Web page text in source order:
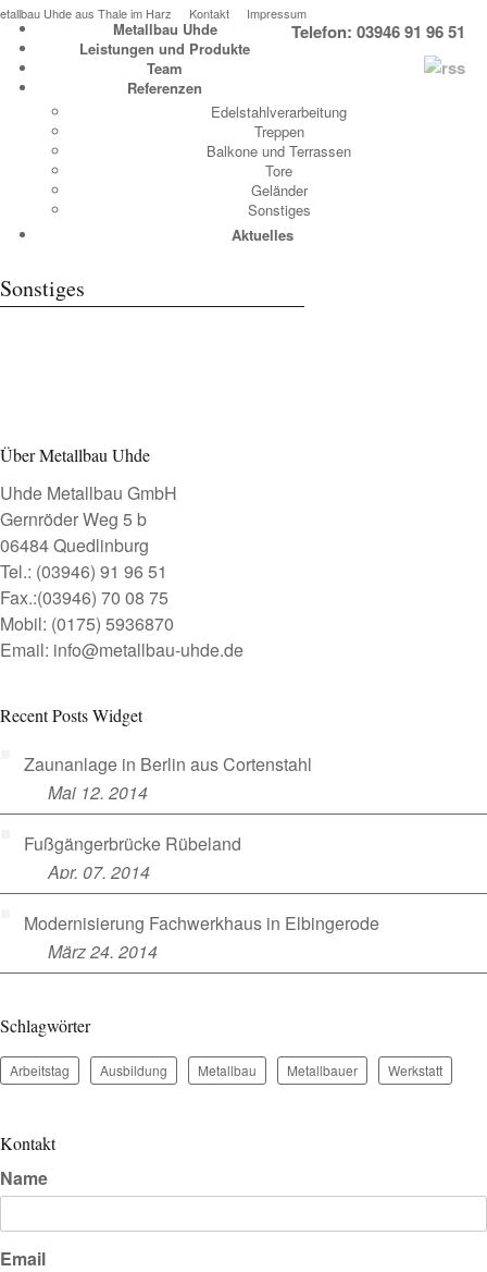
Uhde aus Thale im Harz Kontakt Impressum
Telefon: 03946 91 96 51
Metallbau Uhde
Leistungen und Produkte
Team
Referenzen
Edelstahlverarbeitung
Treppen
Balkone und Terrassen
Tore
Geländer
Sonstiges
Aktuelles
Sonstiges
Über Metallbau Uhde
Uhde Metallbau GmbH
Gernröder Weg 5 b
06484 Quedlinburg
Tel.: (03946) 91 96 51
Fax.:(03946) 70 08 75
Mobil: (0175) 5936870
Email: info@metallbau-uhde.de
Recent Posts Widget
Zaunanlage in Berlin aus Cortenstahl
Mai 12, 2014
Fußgängerbrücke Rübeland
Apr. 07, 2014
Modernisierung Fachwerkhaus in Elbingerode
März 24, 2014
Schlagwörter
Arbeitstag Ausbildung Metallbau Metallbauer Werkstatt
Kontakt
Name
Email